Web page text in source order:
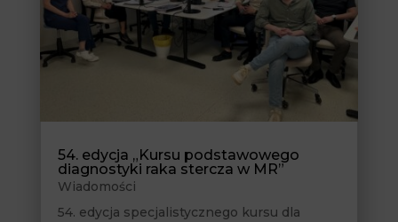
54. edycja „Kursu podstawowego
diagnostyki raka stercza w MR”
Wiadomości
54. edycja specjalistycznego kursu dla